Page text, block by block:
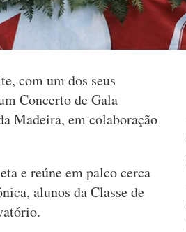
com um dos seus
Concerto de Gala
Madeira, em colaboração
e reúne em palco cerca
alunos da Classe de